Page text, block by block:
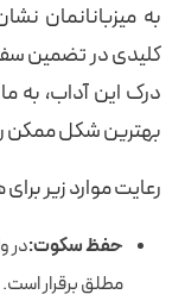
به میزبانانمان
کلیدی در تضمین
درک این آداب، به
بهترین شکل ممکن
رعایت موارد زیر
حفظ سکوت:در
مطلق برقرار